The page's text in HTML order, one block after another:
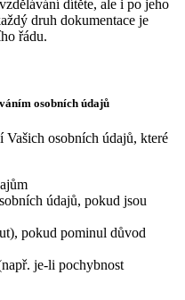
dítěte, ale i po jeho
druh dokumentace je
řádu.
osobních údajů
Vašich osobních údajů, které
údajů, pokud jsou
pokud pominul důvod
je-li pochybnost